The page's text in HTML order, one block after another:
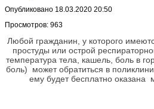
Опубликовано 18.03.2020 20:50
Просмотров: 963
Любой гражданин, у которого
простуды или острой
температура тела, кашель, боль в
боль) может обратиться в
ему будет бесплатно оказана